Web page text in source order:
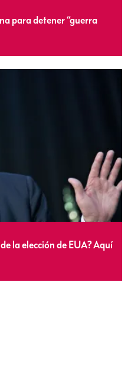
para detener “guerra
la elección de EUA? Aquí